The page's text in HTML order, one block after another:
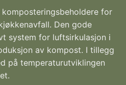
for
Den gode
system for luftsirkulasjon i
av kompost. I tillegg
på temperaturutviklingen